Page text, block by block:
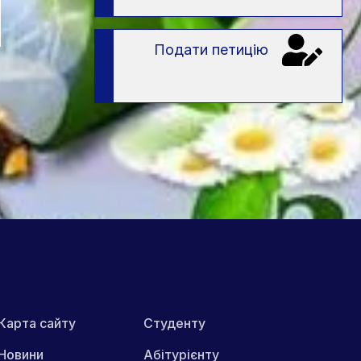
Подати петицію
сайту
Студенту
Абітурієнту